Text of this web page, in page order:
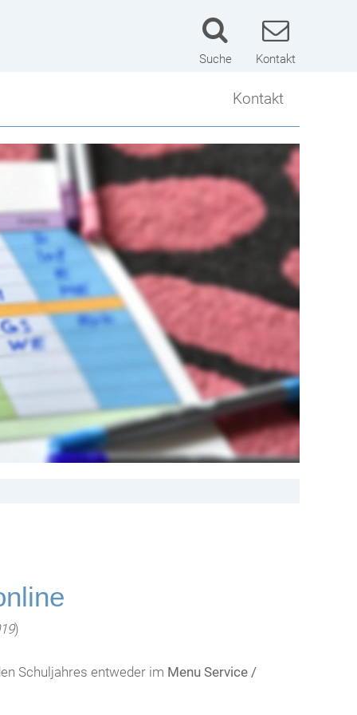
Suche Kontakt
Kontakt
Kontakt
Lageplan
Schulwart
Impressum
Datenschutzerklärung
)
Schuljahres entweder im Menu Service /